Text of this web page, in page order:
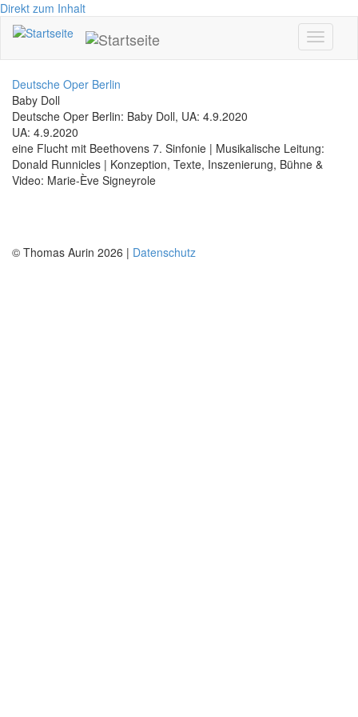
Direkt zum Inhalt
Toggle
Deutsche Oper Berlin
Baby Doll
Deutsche Oper Berlin: Baby Doll, UA: 4.9.2020
UA: 4.9.2020
eine Flucht mit Beethovens 7. Sinfonie | Musikalische Leitung:
Donald Runnicles | Konzeption, Texte, Inszenierung, Bühne &
Video: Marie-Ève Signeyrole
© Thomas Aurin 2026 | Datenschutz